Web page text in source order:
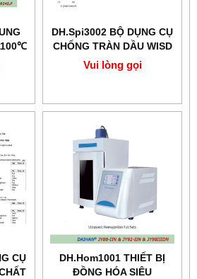
DH.Spi3002 BỘ DỤNG CỤ
CHỐNG TRÀN DẦU WISD
Vui lòng gọi
CỤ
DH.Hom1001 THIẾT BỊ
ĐỒNG HÓA SIÊU